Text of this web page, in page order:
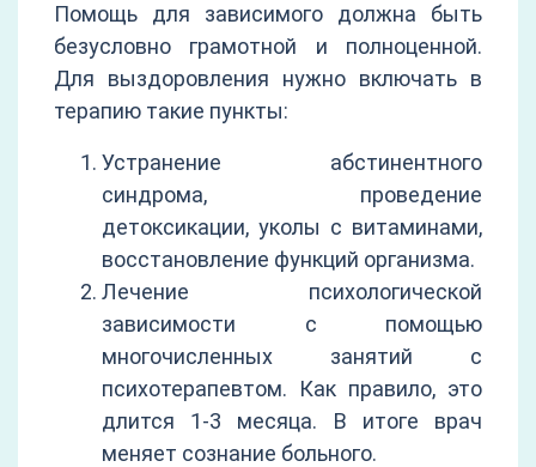
Помощь для зависимого должна быть
безусловно грамотной и полноценной.
Для выздоровления нужно включать в
терапию такие пункты:
Устранение абстинентного
синдрома, проведение
детоксикации, уколы с витаминами,
восстановление функций организма.
Лечение психологической
зависимости с помощью
многочисленных занятий с
психотерапевтом. Как правило, это
длится 1-3 месяца. В итоге врач
меняет сознание больного.